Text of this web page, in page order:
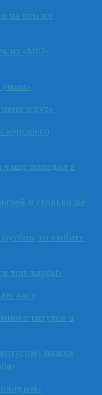
на том же
из «МЮ»
умом»
ждут»
хорошего
чаще попадал в
и столько же
то любите
топ-клубы»
вас»
титулов в
нашли